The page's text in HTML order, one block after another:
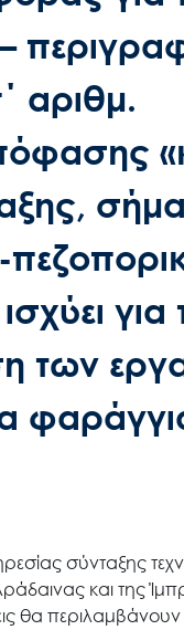
αριθμ.
για
των
σύνταξης
και της
θα